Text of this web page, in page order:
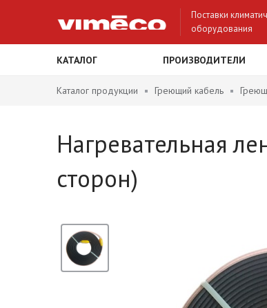
Поставки
оборудования
КАТАЛОГ ПРОИЗВОДИТЕЛИ
Каталог продукции Греющий кабель
Нагревательная
сторон)